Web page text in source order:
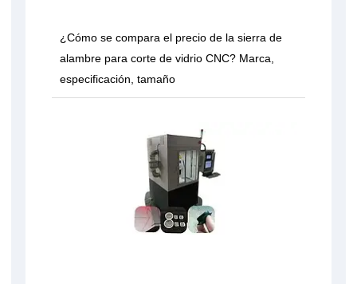
¿Cómo se compara el precio de la sierra de
alambre para corte de vidrio CNC? Marca,
especificación, tamaño